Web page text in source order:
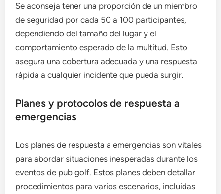
Se aconseja tener una proporción de un miembro
de seguridad por cada 50 a 100 participantes,
dependiendo del tamaño del lugar y el
comportamiento esperado de la multitud. Esto
asegura una cobertura adecuada y una respuesta
rápida a cualquier incidente que pueda surgir.
Planes y protocolos de respuesta a
emergencias
Los planes de respuesta a emergencias son vitales
para abordar situaciones inesperadas durante los
eventos de pub golf. Estos planes deben detallar
procedimientos para varios escenarios, incluidas